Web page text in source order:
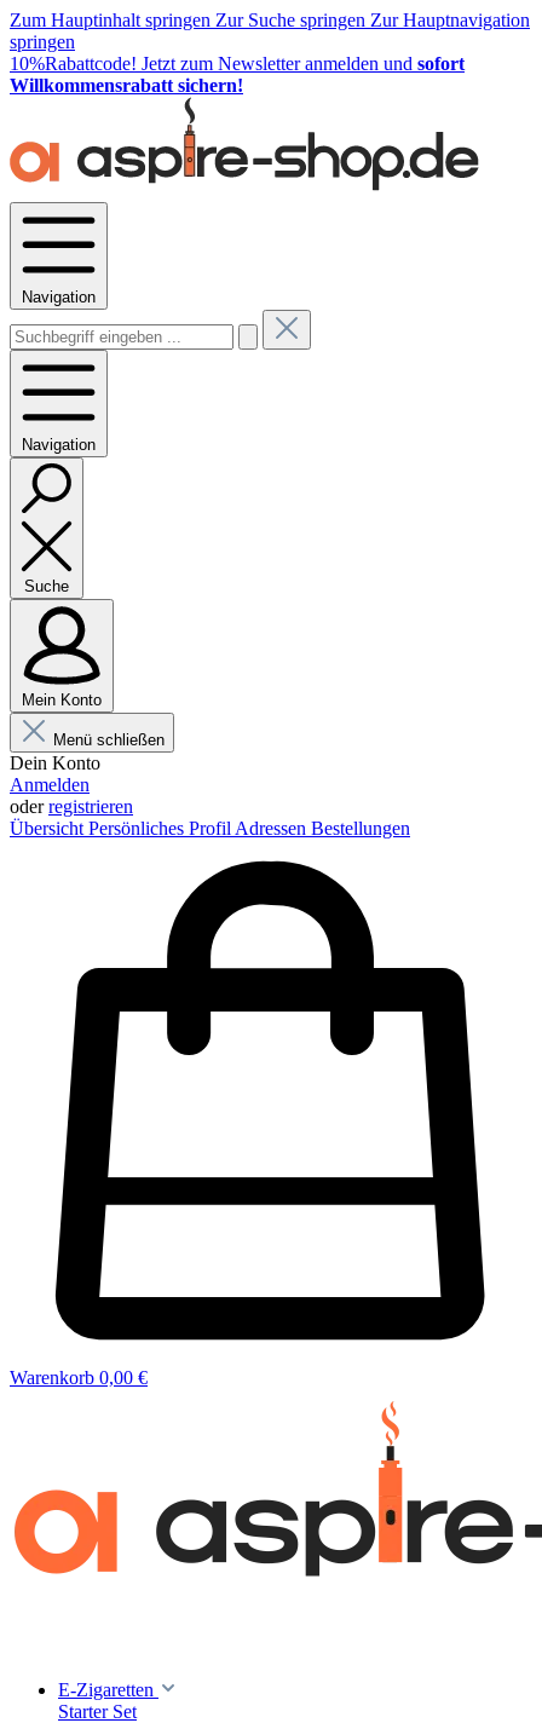
Zum Hauptinhalt springen Zur Suche springen Zur Hauptnavigation
springen
10%Rabattcode! Jetzt zum Newsletter anmelden und sofort
Willkommensrabatt sichern!
Navigation
Navigation
Suche
Mein Konto
Menü schließen
Dein Konto
Anmelden
oderregistrieren
Übersicht Persönliches Profil Adressen Bestellungen
Warenkorb 0,00 €
E-Zigaretten
Starter Set